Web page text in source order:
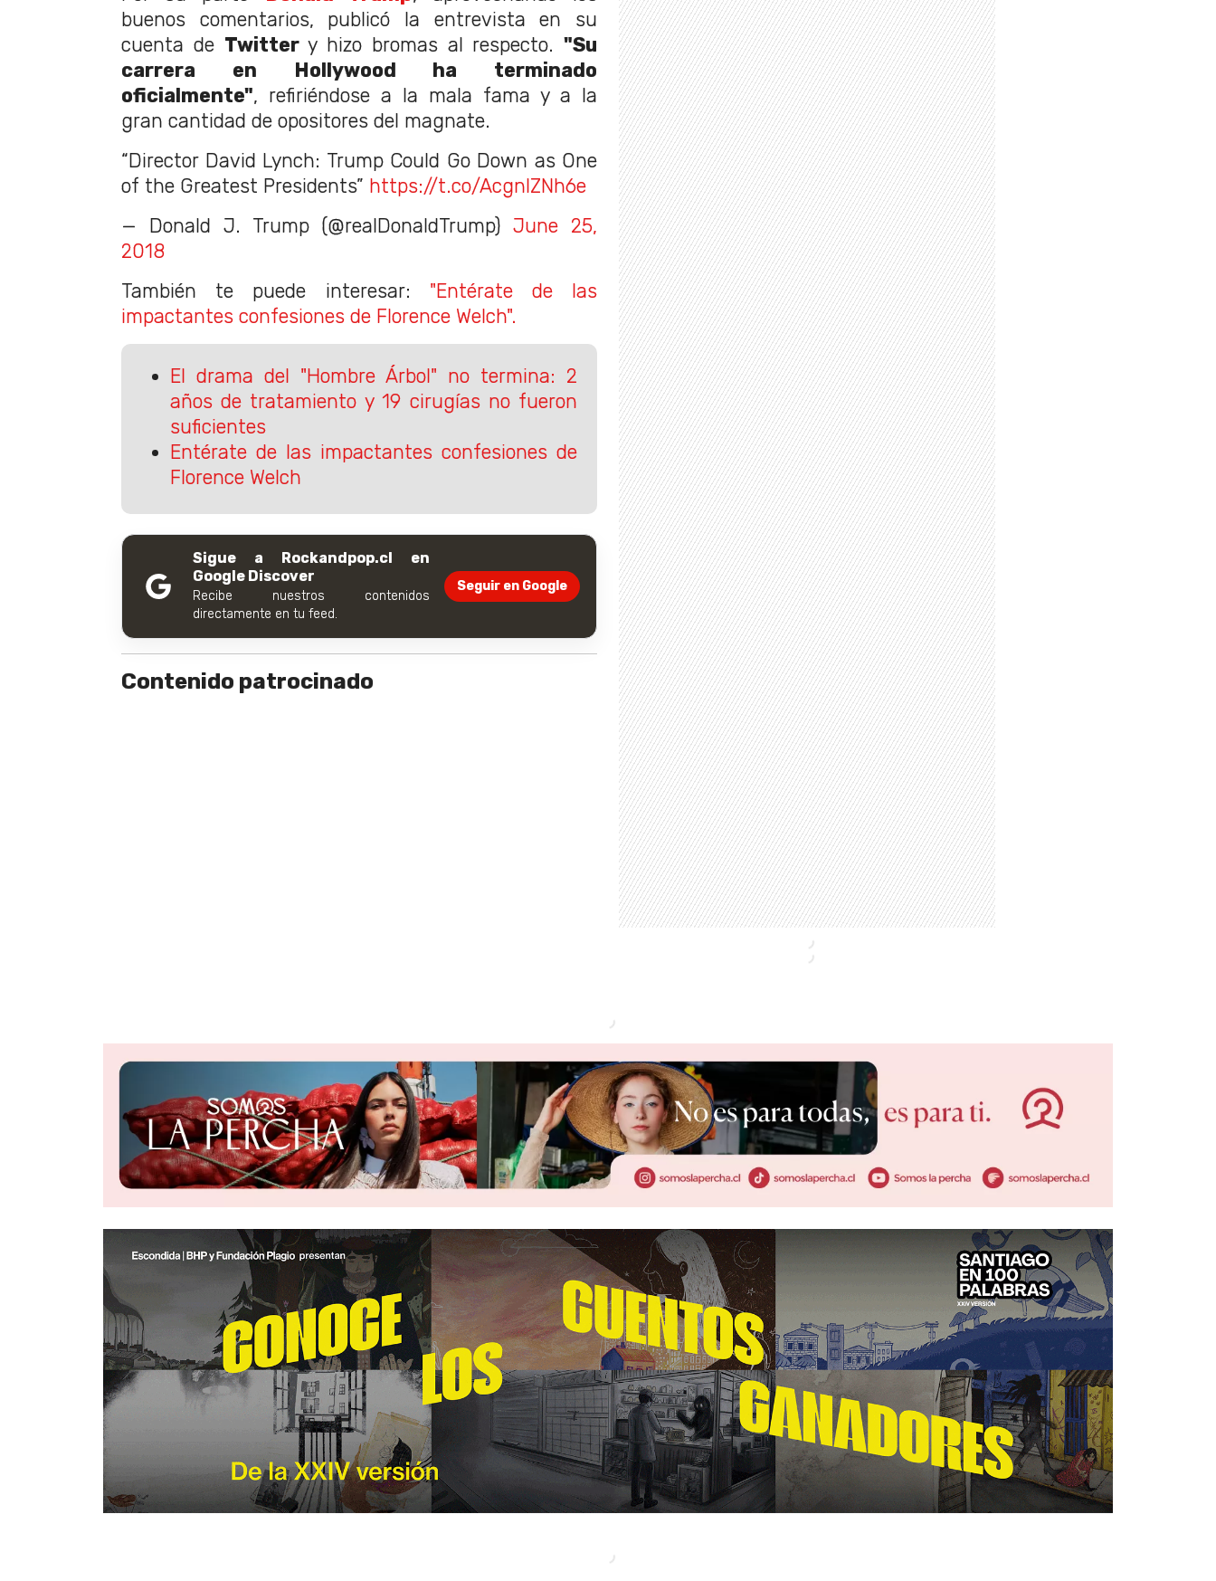
buenos comentarios, publicó la entrevista en su
cuenta de Twittery hizo bromas al respecto. "Su
carrera en Hollywood ha terminado
oficialmente", refiriéndose a la mala fama y a la
gran cantidad de opositores del magnate.
“Director David Lynch: Trump Could Go Down as One
of the Greatest Presidents” https://t.co/AcgnIZNh6e
— Donald J. Trump (@realDonaldTrump)June 25,
2018
También te puede interesar: "Entérate de las
impactantes confesiones de Florence Welch".
El drama del "Hombre Árbol" no termina: 2
años de tratamiento y 19 cirugías no fueron
suficientes
Entérate de las impactantes confesiones de
Florence Welch
Sigue a Rockandpop.cl en
Google Discover
Recibe nuestros contenidos
directamente en tu feed.
Seguir en Google
Contenido patrocinado